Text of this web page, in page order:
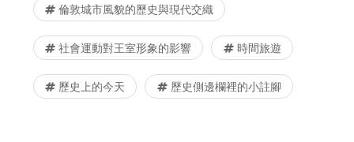
倫敦城市風貌的歷史與現代交織
社會運動對王室形象的影響 時間旅遊
歷史上的今天 歷史側邊欄裡的小註腳